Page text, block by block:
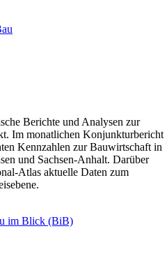
Berichte und Analysen zur
Im monatlichen Konjunkturbericht
Kennzahlen zur Bauwirtschaft in
und Sachsen-Anhalt. Darüber
Atlas aktuelle Daten zum
im Blick (BiB)